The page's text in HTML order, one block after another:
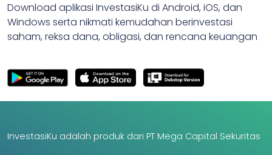
Download aplikasi InvestasiKu di Android, iOS, dan
Windows serta nikmati kemudahan berinvestasi
saham, reksa dana, obligasi, dan rencana keuangan
InvestasiKu adalah produk dari PT Mega Capital Sekuritas